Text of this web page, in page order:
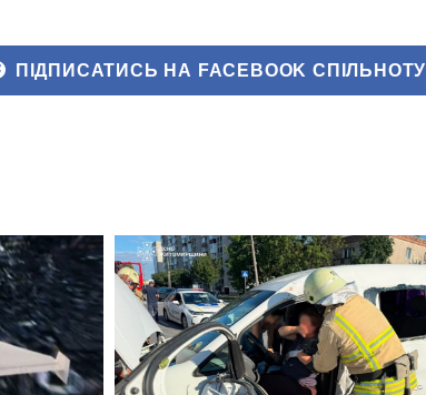
ПІДПИСАТИСЬ НА FACEBOOK СПІЛЬНОТУ